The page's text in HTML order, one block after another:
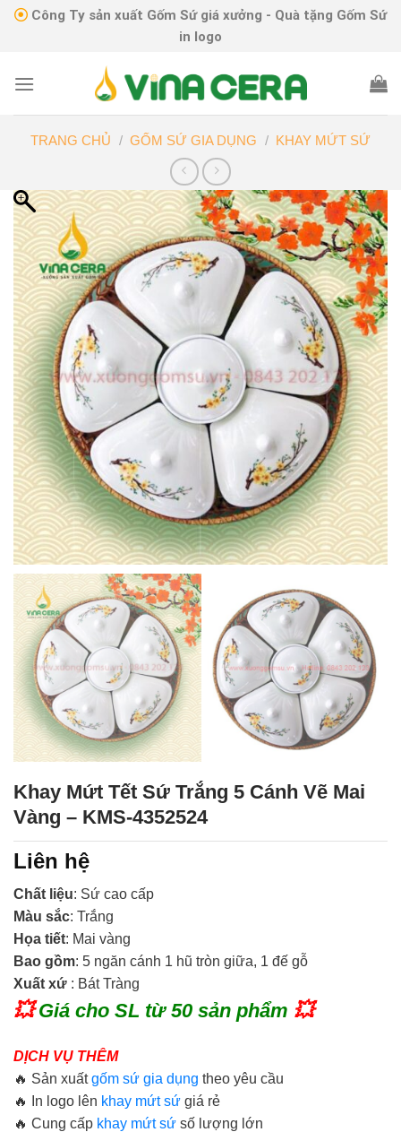
Skip Công Ty sản xuất Gốm Sứ giá xưởng - Quà tặng Gốm Sứ
in logo
TRANG CHỦ / GỐM SỨ GIA DỤNG / KHAY MỨT SỨ
Khay Mứt Tết Sứ Trắng 5 Cánh Vẽ Mai
Vàng – KMS-4352524
Liên hệ
Chất liệu: Sứ cao cấp
Màu sắc: Trắng
Họa tiết: Mai vàng
Bao gồm: 5 ngăn cánh 1 hũ tròn giữa, 1 đế gỗ
Xuất xứ : Bát Tràng
💥Giá cho SL từ 50 sản phẩm 💥
DỊCH VỤ THÊM
🔥 Sản xuấtgốm sứ gia dụng theo yêu cầu
🔥 In logo lên khay mứt sứ giá rẻ
🔥 Cung cấp khay mứt sứ số lượng lớn